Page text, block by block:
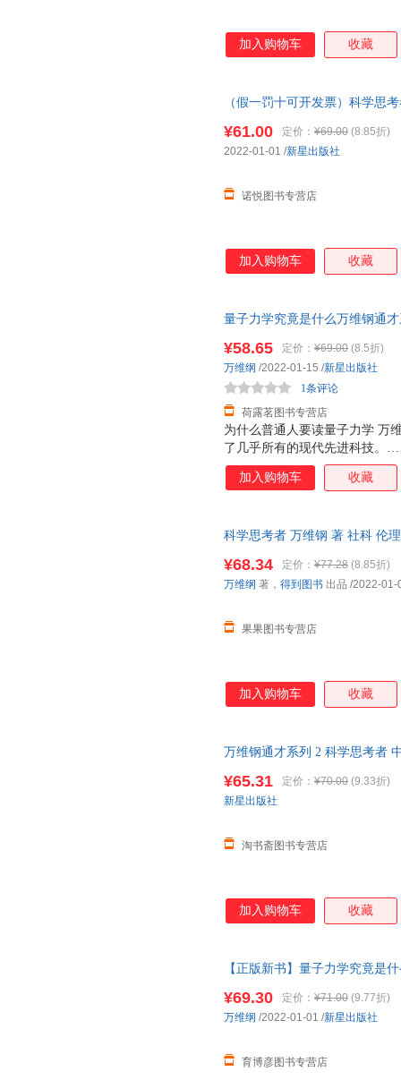
加入购物车 收藏
（假一罚十可开发票）科学思
¥61.00 定价： ¥69.00 (8.85折)
诺悦图书专营店
2022-01-01 /新星出版社
加入购物车 收藏
量子力学究竟是什么万维钢通
为什么普通人要读量子力学 万
了几乎所有的现代先进科技。
儿。对生活的地方懵然无知的
意识不到自己的无知，会让未
日课”主理人 百万畅销书作家
懂量子力学
¥58.65 定价： ¥69.00 (8.5折)
荷露茗图书专营店
1条评论
万维纲 /2022-01-15 /新星出版社
加入购物车 收藏
科学思考者 万维钢 著 社科 伦
¥68.34 定价： ¥77.28 (8.85折)
果果图书专营店
万维纲 著， 得到图书 出品 /2022-01-
加入购物车 收藏
万维钢通才系列 2 科学思考者
¥65.31 定价： ¥70.00 (9.33折)
淘书斋图书专营店
新星出版社
加入购物车 收藏
【正版新书】量子力学究竟是
¥69.30 定价： ¥71.00 (9.77折)
育博彦图书专营店
万维纲 /2022-01-01 /新星出版社